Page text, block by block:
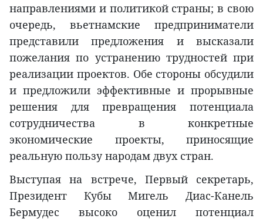
направлениями и политикой страны; в свою
очередь, вьетнамские предприниматели
представили предложения и высказали
пожелания по устранению трудностей при
реализации проектов. Обе стороны обсудили
и предложили эффективные и прорывные
решения для превращения потенциала
сотрудничества в конкретные
экономические проекты, приносящие
реальную пользу народам двух стран.
Выступая на встрече, Первый секретарь,
Президент Кубы Мигель Диас-Канель
Бермудес высоко оценил потенциал